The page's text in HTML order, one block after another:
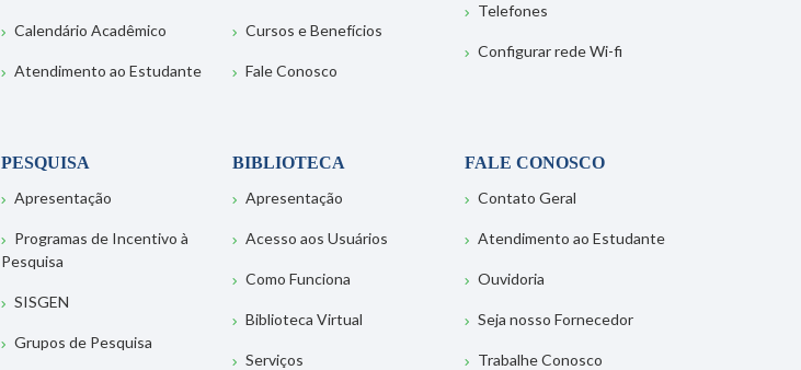
Calendário Acadêmico
Atendimento ao Estudante
Cursos e Benefícios
Fale Conosco
Telefones
Configurar rede Wi-fi
PESQUISA
Apresentação
Programas de Incentivo à
Pesquisa
SISGEN
Grupos de Pesquisa
BIBLIOTECA
Apresentação
Acesso aos Usuários
Como Funciona
Biblioteca Virtual
Serviços
FALE CONOSCO
Contato Geral
Atendimento ao Estudante
Ouvidoria
Seja nosso Fornecedor
Trabalhe Conosco